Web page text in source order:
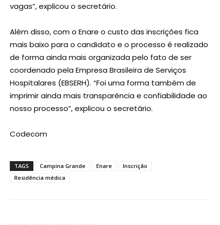
vagas”, explicou o secretário.
Além disso, com o Enare o custo das inscrições fica
mais baixo para o candidato e o processo é realizado
de forma ainda mais organizada pelo fato de ser
coordenado pela Empresa Brasileira de Serviços
Hospitalares (EBSERH). “Foi uma forma também de
imprimir ainda mais transparência e confiabilidade ao
nosso processo”, explicou o secretário.
Codecom
TAGS Campina Grande Enare
Inscrição
Residência médica